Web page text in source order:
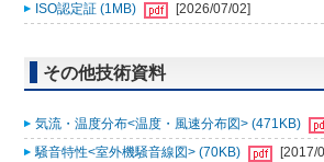
ISO認定証 (1MB)
[2026/07/02]
その他技術資料
気流・温度分布<温度・風速分布図> (471KB)
騒音特性<室外機騒音線図> (70KB)
[2017/